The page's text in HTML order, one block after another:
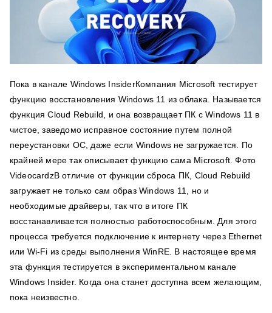
Пока в канале Windows InsiderКомпания Microsoft тестирует
функцию восстановления Windows 11 из облака. Называется
функция Cloud Rebuild, и она возвращает ПК с Windows 11 в
чистое, заведомо исправное состояние путем полной
переустановки ОС, даже если Windows не загружается. По
крайней мере так описывает функцию сама Microsoft. Фото
VideocardzВ отличие от функции сброса ПК, Cloud Rebuild
загружает не только сам образ Windows 11, но и
необходимые драйверы, так что в итоге ПК
восстанавливается полностью работоспособным. Для этого
процесса требуется подключение к интернету через Ethernet
или Wi-Fi из среды выполнения WinRE. В настоящее время
эта функция тестируется в экспериментальном канале
Windows Insider. Когда она станет доступна всем желающим,
пока неизвестно.